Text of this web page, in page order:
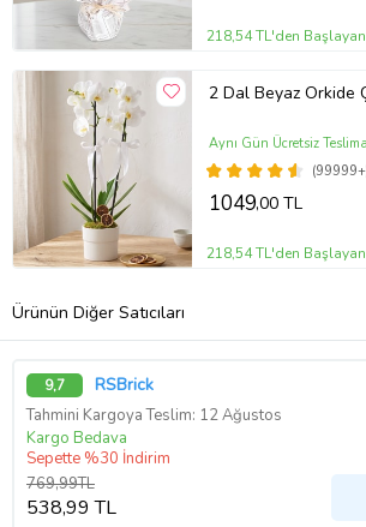
218,54 TL'den
2 Dal Beyaz Orkide
Aynı Gün Ücretsiz
1049,00 TL
218,54 TL'den
Ürünün Diğer Satıcıları
9,7 RSBrick
Tahmini Kargoya Teslim: 12 Ağustos
Kargo Bedava
Sepette %30 İndirim
769,99TL
538,99 TL